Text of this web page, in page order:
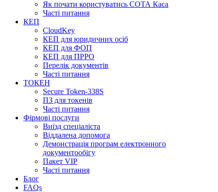
Як почати користуватись СОТА Каса
Часті питання
КЕП
CloudKey
КЕП для юридичних осіб
КЕП для ФОП
КЕП для ПРРО
Перелік документів
Часті питання
ТОКЕН
Secure Token-338S
ПЗ для токенів
Часті питання
Фірмові послуги
Виїзд спеціаліста
Віддалена допомога
Демонстрація програм електронного
документообігу
Пакет VIP
Часті питання
Блог
FAQs